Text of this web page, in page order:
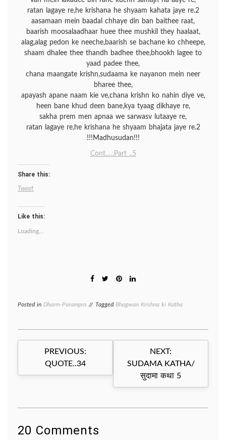
ratan lagaye re,he krishana he shyaam kahata jaye re.2
aasamaan mein baadal chhaye din ban baithee raat,
baarish moosalaadhaar huee thee mushkil they haalaat,
alag,alag pedon ke neeche,baarish se bachane ko chheepe,
shaam dhalee thee thandh badhee thee,bhookh lagee to
yaad padee thee,
chana maangate krishn,sudaama ke nayanon mein neer
bharee thee,
apayash apane naam kie ve,chana krishn ko nahin diye ve,
heen bane khud deen bane,kya tyaag dikhaye re,
sakha prem men apnaa we sarwasv lutaaye re,
ratan lagaye re,he krishana he shyaam bhajata jaye re.2
!!!Madhusudan!!!
Cont…..Part ..5
Share this:
Tweet
Like this:
Loading...
Posted in Dharm-Parampra Tagged Bhagwan Krishna ki Katha
Post
navigation
PREVIOUS:
QUOTE..34
NEXT:
SUDAMA KATHA/
सुदामा कथा 5
20 Comments